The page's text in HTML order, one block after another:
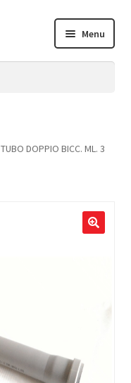
Menu
child
TUBO DOPPIO BICC. ML. 3